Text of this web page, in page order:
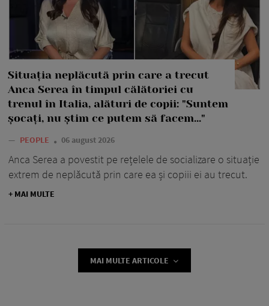
Situația neplăcută prin care a trecut
Anca Serea în timpul călătoriei cu
trenul în Italia, alături de copii: "Suntem
șocați, nu știm ce putem să facem..."
— PEOPLE 06 august 2026
Anca Serea a povestit pe rețelele de socializare o situație
extrem de neplăcută prin care ea și copiii ei au trecut.
+ MAI MULTE
MAI MULTE ARTICOLE